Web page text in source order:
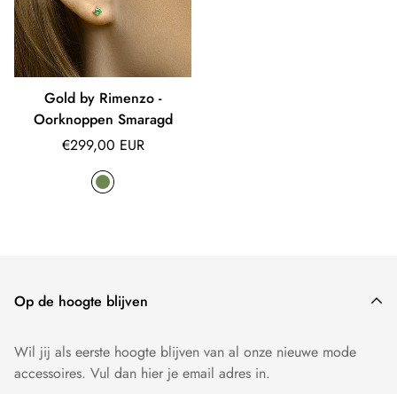
Gold by Rimenzo -
Oorknoppen Smaragd
Normale
€299,00 EUR
Op de hoogte blijven
Wil jij als eerste hoogte blijven van al onze nieuwe mode
accessoires. Vul dan hier je email adres in.